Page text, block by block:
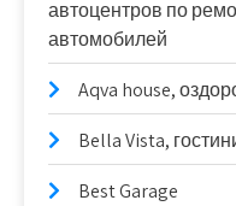
автоцентров по
автомобилей
Aqva house,
Bella Vista,
Best Garage